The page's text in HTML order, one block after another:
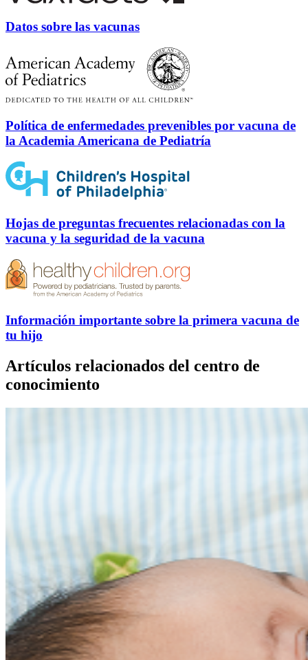
Datos sobre las vacunas
Política de enfermedades prevenibles por vacuna de
la Academia Americana de Pediatría
Hojas de preguntas frecuentes relacionadas con la
vacuna y la seguridad de la vacuna
Información importante sobre la primera vacuna de
tu hijo
Artículos relacionados del centro de
conocimiento